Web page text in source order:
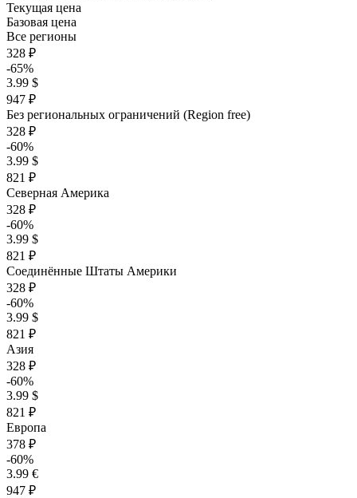
Текущая цена
Базовая цена
Все регионы
328 ₽
-65%
3.99 $
947 ₽
Без региональных ограничений (Region free)
328 ₽
-60%
3.99 $
821 ₽
Северная Америка
328 ₽
-60%
3.99 $
821 ₽
Соединённые Штаты Америки
328 ₽
-60%
3.99 $
821 ₽
Азия
328 ₽
-60%
3.99 $
821 ₽
Европа
378 ₽
-60%
3.99 €
947 ₽